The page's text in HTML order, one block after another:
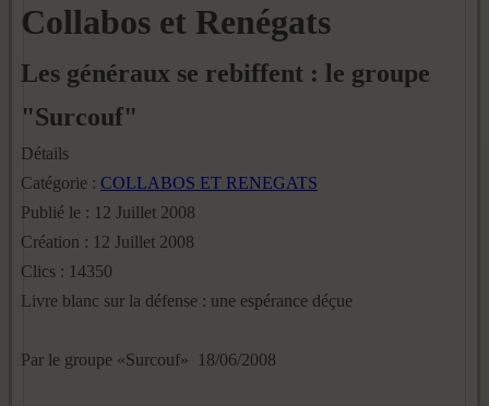
Collabos et Renégats
Les généraux se rebiffent : le groupe
"Surcouf"
Détails
Catégorie : COLLABOS ET RENEGATS
Publié le : 12 Juillet 2008
Création : 12 Juillet 2008
Clics : 14350
Livre blanc sur la défense : une espérance déçue
Par le groupe «Surcouf» 18/06/2008